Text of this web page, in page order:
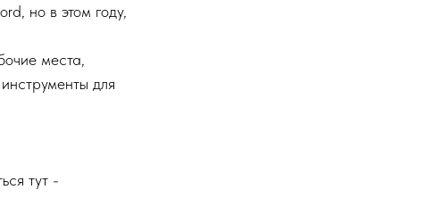
но в этом году,
места,
для
тут -